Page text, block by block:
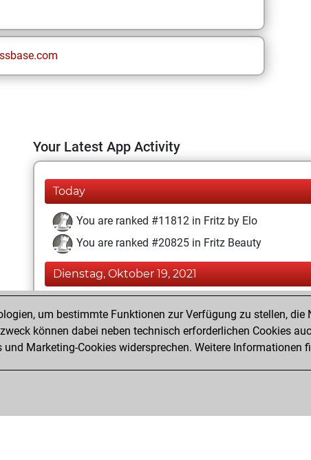
Your Latest App Activity
Today
You are ranked #11812 in Fritz by Elo
You are ranked #20825 in Fritz Beauty
Dienstag, Oktober 19, 2021
You achieved a new Elo of 1592
You created your Fritz account
um bestimmte Funktionen zur Verfügung zu stellen,
können dabei neben technisch erforderlichen Cookies
Marketing-Cookies widersprechen. Weitere Informationen